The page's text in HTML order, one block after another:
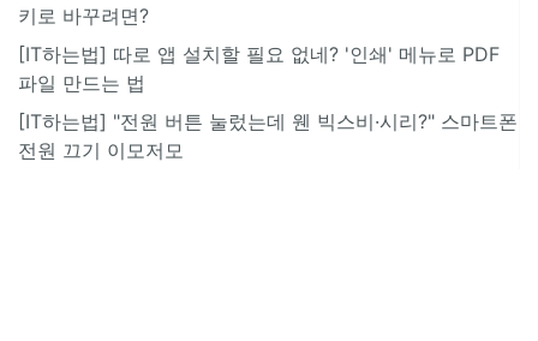
키로 바꾸려면?
[IT하는법] 따로 앱 설치할 필요 없네? '인쇄' 메뉴로 PDF
파일 만드는 법
[IT하는법] "전원 버튼 눌렀는데 웬 빅스비·시리?" 스마트폰
전원 끄기 이모저모